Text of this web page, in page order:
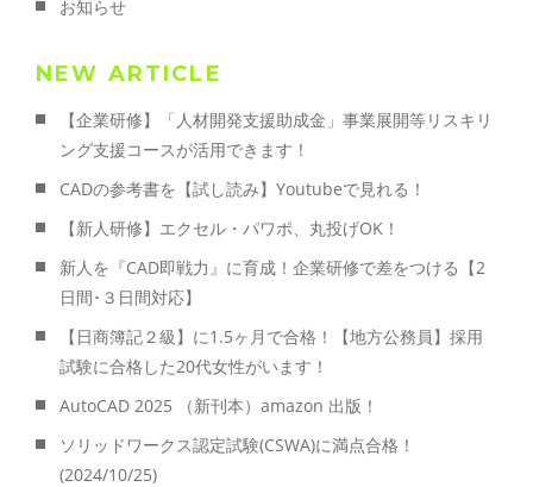
お知らせ
NEW ARTICLE
【企業研修】「人材開発支援助成金」事業展開等リスキリ
ング支援コースが活用できます！
CADの参考書を【試し読み】Youtubeで見れる！
【新人研修】エクセル・パワポ、丸投げOK！
新人を『CAD即戦力』に育成！企業研修で差をつける【2
日間･３日間対応】
【日商簿記２級】に1.5ヶ月で合格！【地方公務員】採用
試験に合格した20代女性がいます！
AutoCAD 2025 （新刊本）amazon 出版！
ソリッドワークス認定試験(CSWA)に満点合格！
(2024/10/25)